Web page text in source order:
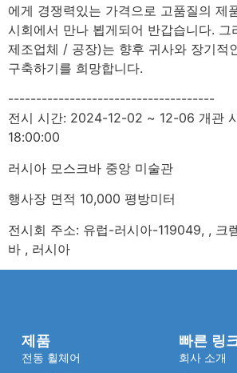
에게 경쟁력있는 가격으로 고품질의 제
시회에서 만나 뵙게되어 반갑습니다. 그
제조업체 / 공장)는 향후 귀사와 장기적
구축하기를 희망합니다.
-------------------------------------
전시 시간: 2024-12-02 ~ 12-06 개관
18:00:00
러시아 모스크바 중앙 미술관
행사장 면적 10,000 평방미터
전시회 주소: 유럽-러시아-119049, , 크
바 , 러시아
제품
전동 휠체어
빠른 링
회사 소개